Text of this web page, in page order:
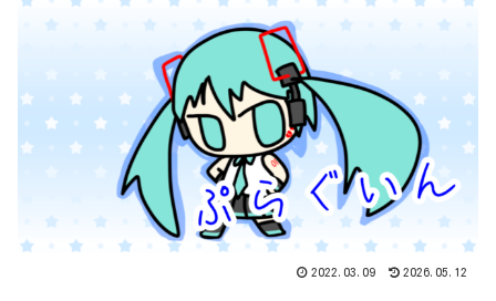
2022.03.09 2026.05.12